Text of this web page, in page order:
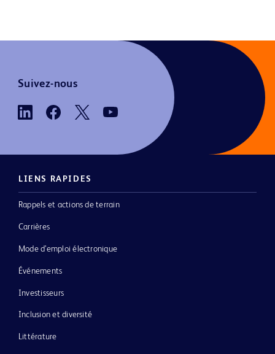
Suivez-nous
LIENS RAPIDES
Rappels et actions de terrain
Carrières
Mode d’emploi électronique
Événements
Investisseurs
Inclusion et diversité
Littérature